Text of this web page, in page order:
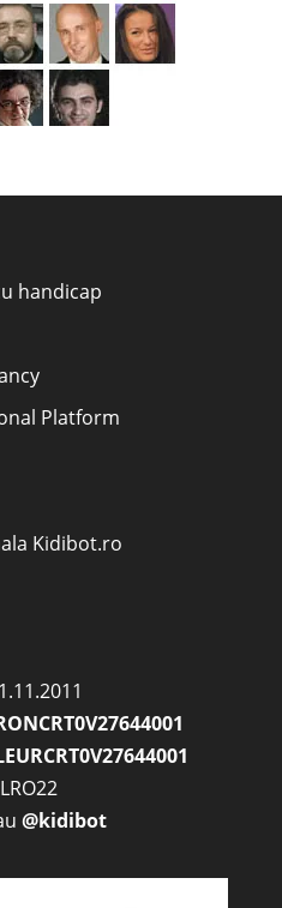
handicap
Platform
Kidibot.ro
@kidibot